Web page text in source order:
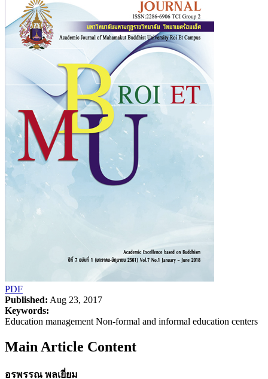
PDF
Published: Aug 23, 2017
Keywords:
Education management Non-formal and informal education centers
Main Article Content
อรพรรณ พลเยี่ยม